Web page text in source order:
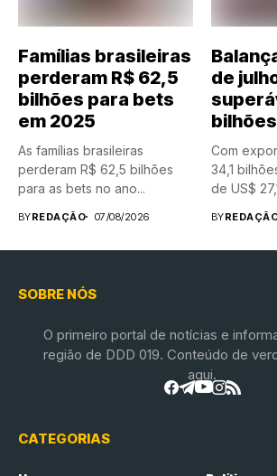
Famílias brasileiras
perderam R$ 62,5
bilhões para bets
em 2025
As famílias brasileiras
perderam R$ 62,5 bilhões
para as bets no ano...
BYREDAÇÃO 07/08/2026
de
bilhões
Com
34,1
de US$
BY
SOBRE NÓS
O primeiro portal de notícias e
região de DDD 019. Conteúdo de
aqui.
CATEGORIAS